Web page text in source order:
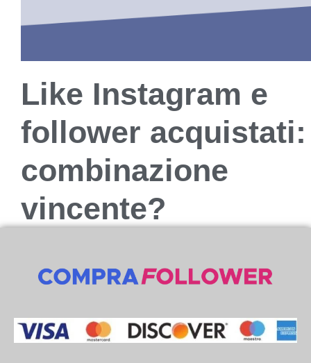
Like Instagram e
follower acquistati:
combinazione
vincente?